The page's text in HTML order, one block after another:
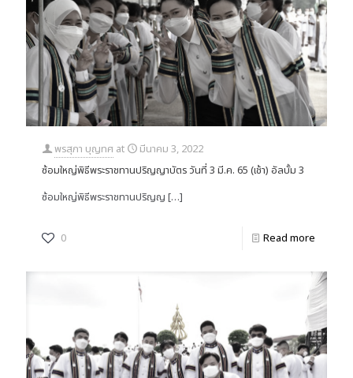
พรสุภา บุญทศ at
มีนาคม 3, 2022
ซ้อมใหญ่พิธีพระราชทานปริญญาบัตร วันที่ 3 มี.ค. 65 (เช้า) อัลบั้ม 3
ซ้อมใหญ่พิธีพระราชทานปริญญ […]
0 Read more